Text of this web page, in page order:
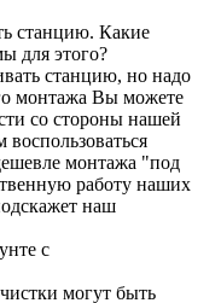
станцию. Какие
для этого?
станцию, но надо
монтажа Вы можете
со стороны нашей
монтажа "под
работу наших
наш
с
могут быть